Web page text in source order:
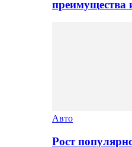
преимущества
Авто
Рост